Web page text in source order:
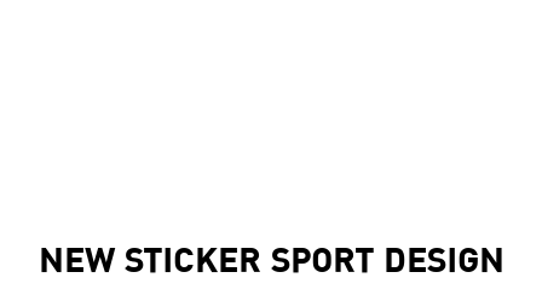
NEW STICKER SPORT DESIGN